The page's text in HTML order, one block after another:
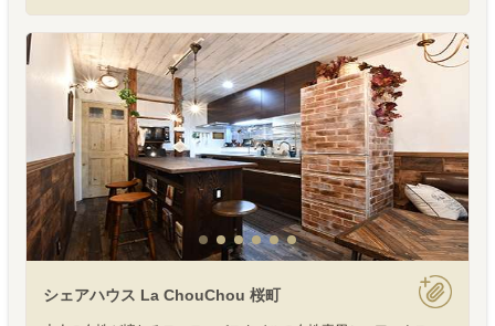
シェアハウス La ChouChou 桜町